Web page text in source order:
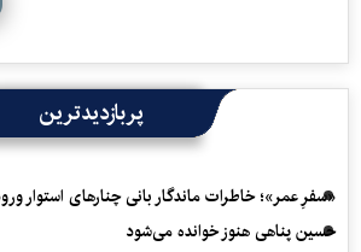
پربازدیدترین
«سفرِ عمر»؛ خاطرات ماندگار بانی چنارهای استوار
حسین پناهی هنوز خوانده می‌شود